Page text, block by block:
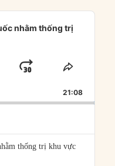
nhằm thống trị
JUMP
FORWARD
SHARE
21:08
thống trị khu vực